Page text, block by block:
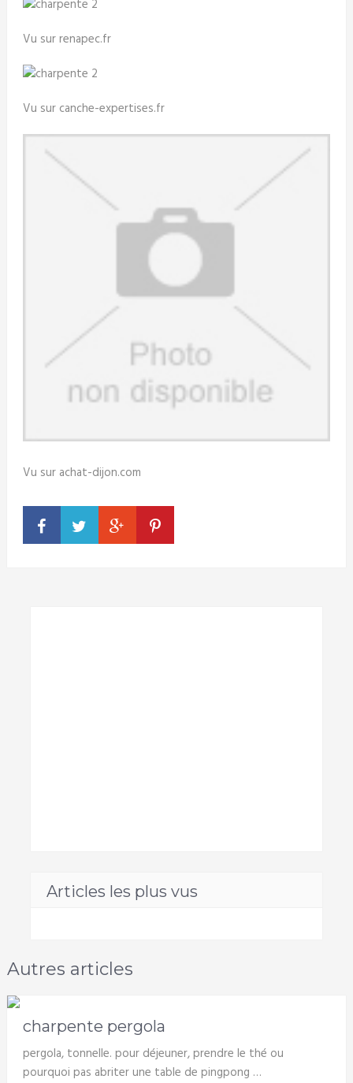
Vu sur renapec.fr
Vu sur canche-expertises.fr
Vu sur achat-dijon.com
Articles les plus vus
Autres articles
charpente pergola
pergola, tonnelle. pour déjeuner, prendre le thé ou
pourquoi pas abriter une table de pingpong …